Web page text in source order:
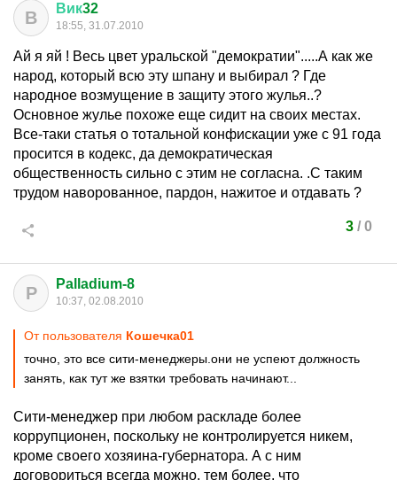
В Вик32
18:55, 31.07.2010
Ай я яй ! Весь цвет уральской "демократии".....А как же
народ, который всю эту шпану и выбирал ? Где
народное возмущение в защиту этого жулья..?
Основное жулье похоже еще сидит на своих местах.
Все-таки статья о тотальной конфискации уже с 91 года
просится в кодекс, да демократическая
общественность сильно с этим не согласна. .С таким
трудом наворованное, пардон, нажитое и отдавать ?
3/ 0
P Palladium-8
10:37, 02.08.2010
От пользователя Кошечка01
точно, это все сити-менеджеры.они не успеют должность
занять, как тут же взятки требовать начинают...
Сити-менеджер при любом раскладе более
коррупционен, поскольку не контролируется никем,
кроме своего хозяина-губернатора. А с ним
договориться всегда можно, тем более, что